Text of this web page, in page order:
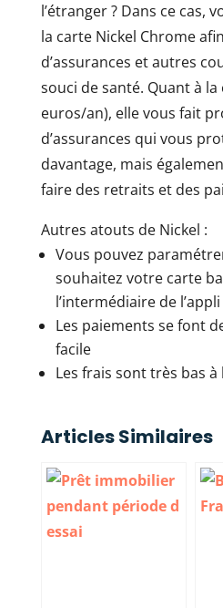
l’étranger ? Dans ce cas,
la carte Nickel Chrome
d’assurances et autres
souci de santé. Quant à
euros/an), elle vous fait
d’assurances qui vous
davantage, mais
faire des retraits et des
Autres atouts de Nickel :
Vous pouvez
souhaitez votre carte
l’intermédiaire de l’appli
Les paiements se font
facile
Les frais sont très bas à
Articles Similaires